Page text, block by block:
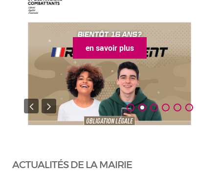
en savoir plus
ACTUALITÉS DE LA MAIRIE